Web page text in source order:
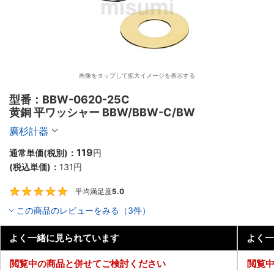
画像をタップして拡大イメージを表示する
型番：BBW-0620-25C
黄銅 平ワッシャー BBW/BBW-C/BW
廣杉計器
通常単価(税別)： 119円
(税込単価)： 131円
平均満足度5.0
この商品のレビューをみる（3件）
よく一緒に見られています
閲覧中の商品と併せてご検討ください
よく
閲覧